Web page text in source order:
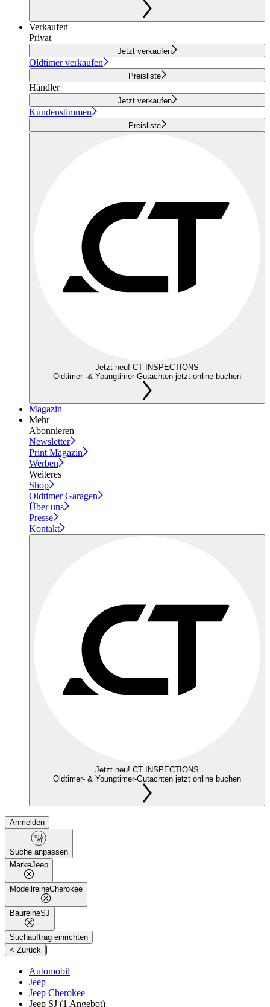
Verkaufen
Privat
Jetzt verkaufen
Oldtimer verkaufen
Preisliste
Händler
Jetzt verkaufen
Kundenstimmen
Preisliste
Jetzt neu! CT INSPECTIONS
Oldtimer- & Youngtimer-Gutachten jetzt online buchen
Magazin
Mehr
Abonnieren
Newsletter
Print Magazin
Werben
Weiteres
Shop
Oldtimer Garagen
Über uns
Presse
Kontakt
Jetzt neu! CT INSPECTIONS
Oldtimer- & Youngtimer-Gutachten jetzt online buchen
Anmelden
Suche anpassen
MarkeJeep
ModellreiheCherokee
BaureiheSJ
Suchauftrag einrichten
< Zurück |
Automobil
Jeep
Jeep Cherokee
Jeep SJ (1 Angebot)